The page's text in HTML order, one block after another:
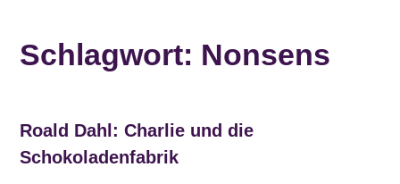
Schlagwort: Nonsens
Roald Dahl: Charlie und die
Schokoladenfabrik